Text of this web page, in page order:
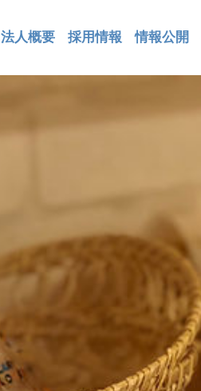
法人概要 採用情報 情報公開